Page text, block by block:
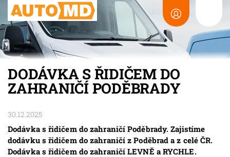
DODÁVKA S ŘIDIČEM DO
ZAHRANIČÍ PODĚBRADY
30.12.2025
Dodávka s řidičem do zahraničí Poděbrady. Zajistíme
dodávku s řidičem do zahraničí z Poděbrad a z celé ČR.
Dodávka s řidičem do zahraničí LEVNĚ a RYCHLE.